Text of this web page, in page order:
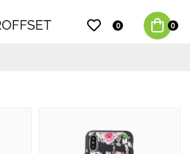
0 0